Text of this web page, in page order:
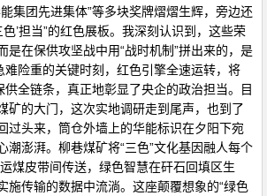
集团先进集体”等多块奖牌熠熠生辉，旁边还
色’担当”的红色展板。我深刻认识到，这些荣
是在保供攻坚战中用“战时机制”拼出来的，是
难险重的关键时刻，红色引擎全速运转，将
供全链条，真正地彰显了央企的政治担当。目
矿的大门，这次实地调研走到尾声，也到了
过头来，筒仓外墙上的华能标识在夕阳下宛
潮澎湃。柳巷煤矿将“三色”文化基因融人每个
煤皮带间传送，绿色智慧在矸石回填区生
施传输的数据中流淌。这座颠覆想象的“绿色